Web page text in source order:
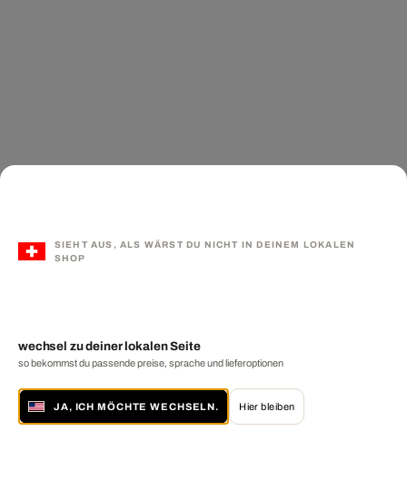
SIEHT AUS, ALS WÄRST DU NICHT IN DEINEM LOKALEN
SHOP
wechsel zu deiner lokalen Seite
so bekommst du passende preise, sprache und lieferoptionen
JA, ICH MÖCHTE WECHSELN. Hier bleiben